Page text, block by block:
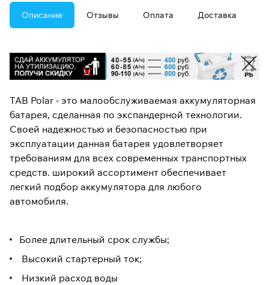
Описание Отзывы Оплата Доставка
TAB Polar - это малообслуживаемая аккумуляторная
батарея, сделанная по экспандерной технологии.
Своей надежностью и безопасностью при
эксплуатации данная батарея удовлетворяет
требованиям для всех современных транспортных
средств. широкий ассортимент обеспечивает
легкий подбор аккумулятора для любого
автомобиля.
Более длительный срок службы;
Высокий стартерный ток;
Низкий расход воды